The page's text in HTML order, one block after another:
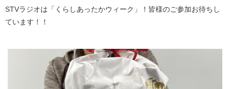
STVラジオは「くらしあったかウィーク」！皆様のご参加お待ちし
ています！！